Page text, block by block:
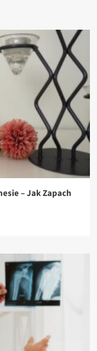
– Jak Zapach